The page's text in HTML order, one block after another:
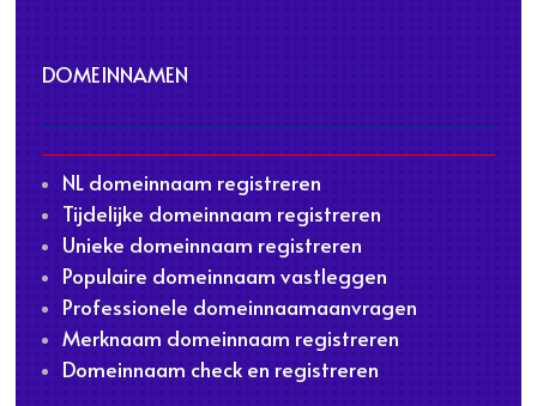
DOMEINNAMEN
NL domeinnaam registreren
Tijdelijke domeinnaam registreren
Unieke domeinnaam registreren
Populaire domeinnaam vastleggen
Professionele domeinnaamaanvragen
Merknaam domeinnaam registreren
Domeinnaam check en registreren